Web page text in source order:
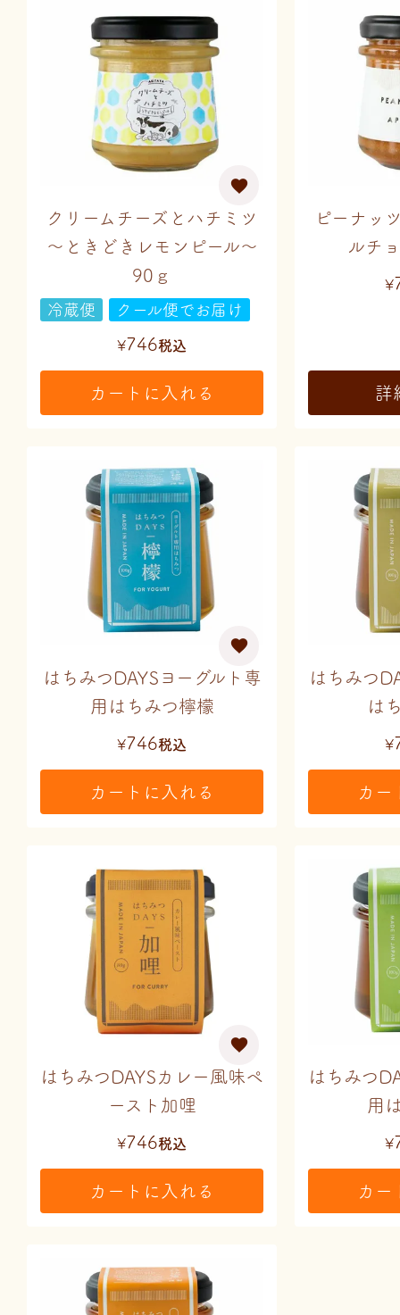
クリームチーズとハチミツ
～ときどきレモンピール～
90ｇ
冷蔵便 クール便でお届け
¥746税込
カートに入れる
ピーナッ
ルチ
¥
詳
はちみつDAYSヨーグルト専
用はちみつ檸檬
¥746税込
カートに入れる
はちみつ
は
¥
カー
はちみつDAYSカレー風味ペ
ースト加哩
¥746税込
カートに入れる
はちみつ
用
¥
カー